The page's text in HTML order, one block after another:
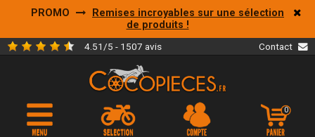
PROMO
Remises incroyables sur une sélection
de produits !
4.51/5 - 1507 avis Contact
0